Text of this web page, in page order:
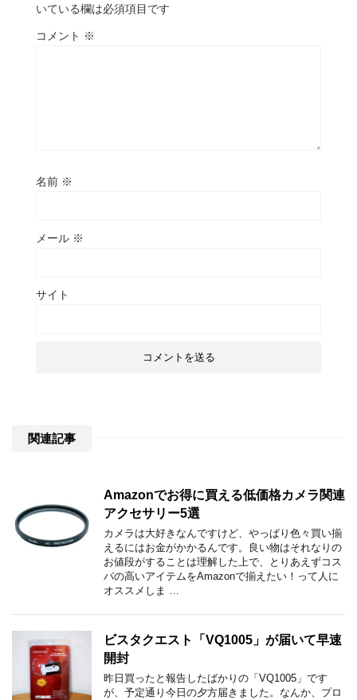
いている欄は必須項目です
コメント ※
名前 ※
メール ※
サイト
関連記事
Amazonでお得に買える低価格カメラ関連
アクセサリー5選
カメラは大好きなんですけど、やっぱり色々買い揃
えるにはお金がかかるんです。良い物はそれなりの
お値段がすることは理解した上で、とりあえずコス
パの高いアイテムをAmazonで揃えたい！って人に
オススメしま …
ビスタクエスト「VQ1005」が届いて早速
開封
昨日買ったと報告したばかりの「VQ1005」です
が、予定通り今日の夕方届きました。なんか、プロ